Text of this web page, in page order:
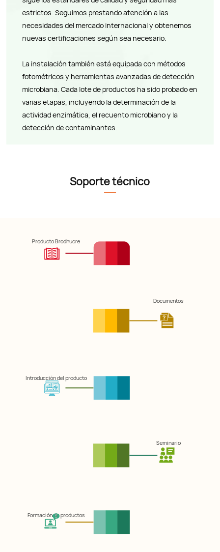
estrictos. Seguimos prestando atención a las
necesidades del mercado internacional y obtenemos
nuevas certificaciones según sea necesario.
La instalación también está equipada con métodos
fotométricos y herramientas avanzadas de detección
microbiana. Cada lote de productos ha sido probado en
varias etapas, incluyendo la determinación de la
actividad enzimática, el recuento microbiano y la
detección de contaminantes.
Soporte técnico
Producto Brodhucre
Documentos
Introducción del producto
Seminario
Formación de productos